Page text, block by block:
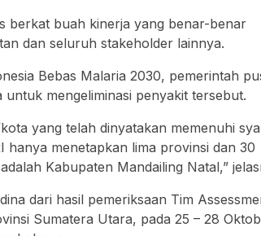
berkat buah kinerja yang benar-benar
dan seluruh stakeholder lainnya.
Bebas Malaria 2030, pemerintah
mengeliminasi penyakit tersebut.
yang telah dinyatakan memenuhi
hanya menetapkan lima provinsi dan 30
Kabupaten Mandailing Natal,”
dari hasil pemeriksaan Tim
Sumatera Utara, pada 25 – 28